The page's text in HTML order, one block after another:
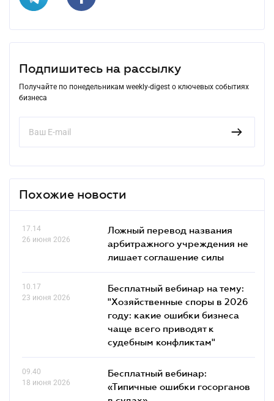
Подпишитесь на рассылку
Получайте по понедельникам weekly-digest о ключевых событиях
бизнеса
Похожие новости
17.14
26 июня 2026
Ложный перевод названия
арбитражного учреждения не
лишает соглашение силы
10.17
23 июня 2026
Бесплатный вебинар на тему:
"Хозяйственные споры в 2026
году: какие ошибки бизнеса
чаще всего приводят к
судебным конфликтам"
09.40
18 июня 2026
Бесплатный вебинар:
«Типичные ошибки госорганов